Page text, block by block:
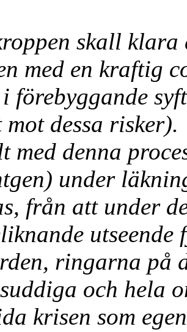
skall klara
med en kraftig
förebyggande
dessa risker).
med denna
under
från att under
utseende
ringarna på
och hela
krisen som